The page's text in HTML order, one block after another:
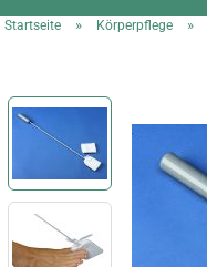
Startseite » Körperpflege »